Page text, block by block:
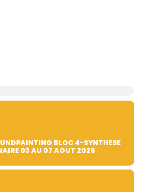
BLOC 4-SYNTHESE
03 AU 07 AOUT 2026